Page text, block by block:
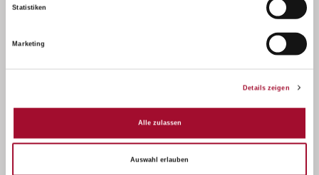
Statistiken
Marketing
Details zeigen
Alle zulassen
Auswahl erlauben